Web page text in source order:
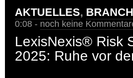
AKTUELLES,
0:08 - noch keine
LexisNexis® Risk
2025: Ruhe vor